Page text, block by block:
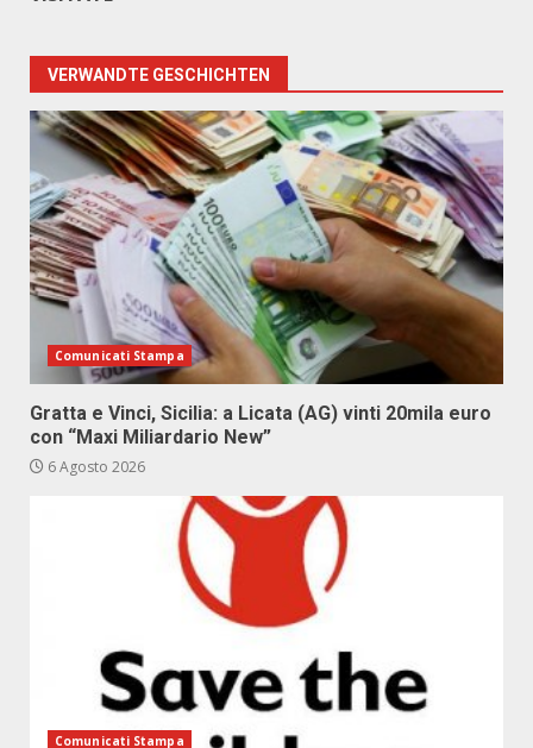
VERWANDTE GESCHICHTEN
Comunicati Stampa
Gratta e Vinci, Sicilia: a Licata (AG) vinti 20mila euro
con “Maxi Miliardario New”
6 Agosto 2026
Comunicati Stampa